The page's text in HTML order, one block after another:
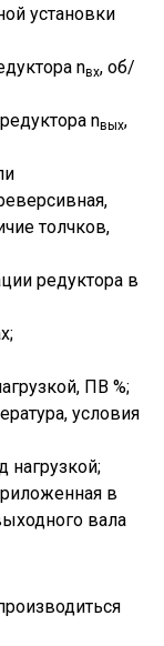
установки
nвх, об/
nвых,
толчков,
редуктора в
ПВ %;
условия
нагрузкой;
в
вала